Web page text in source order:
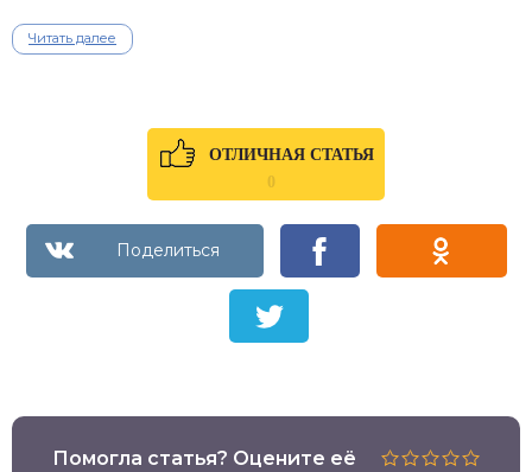
Читать далее
ОТЛИЧНАЯ СТАТЬЯ
0
Помогла статья? Оцените её